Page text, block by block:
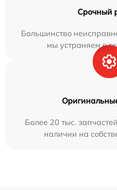
Срочный
Большинство
мы устраняем в
Более 20 тыс.
наличии на